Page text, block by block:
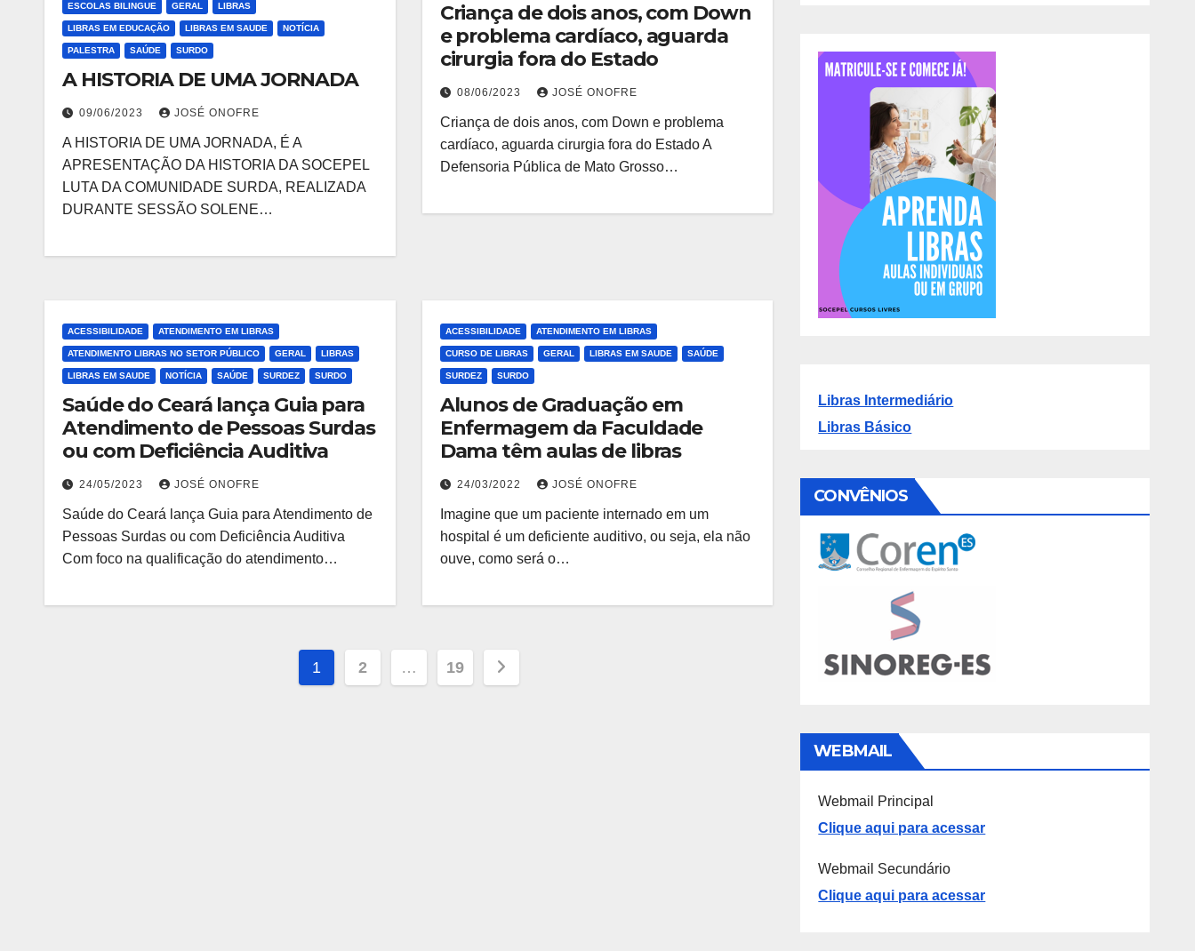
ESCOLAS BILINGUE GERAL LIBRAS
LIBRAS EM EDUCAÇÃO LIBRAS EM SAUDE NOTÍCIA
PALESTRA SAÚDE SURDO
A HISTORIA DE UMA JORNADA
09/06/2023 JOSÉ ONOFRE
A HISTORIA DE UMA JORNADA, É A
APRESENTAÇÃO DA HISTORIA DA SOCEPEL
LUTA DA COMUNIDADE SURDA, REALIZADA
DURANTE SESSÃO SOLENE…
Criança de dois anos, com Down
e problema cardíaco, aguarda
cirurgia fora do Estado
08/06/2023 JOSÉ ONOFRE
Criança de dois anos, com Down e problema
cardíaco, aguarda cirurgia fora do Estado A
Defensoria Pública de Mato Grosso…
ACESSIBILIDADE ATENDIMENTO EM LIBRAS
ATENDIMENTO LIBRAS NO SETOR PÚBLICO GERAL LIBRAS
LIBRAS EM SAUDE NOTÍCIA SAÚDE SURDEZ SURDO
Saúde do Ceará lança Guia para
Atendimento de Pessoas Surdas
ou com Deficiência Auditiva
24/05/2023 JOSÉ ONOFRE
Saúde do Ceará lança Guia para Atendimento de
Pessoas Surdas ou com Deficiência Auditiva
Com foco na qualificação do atendimento…
ACESSIBILIDADE ATENDIMENTO EM LIBRAS
CURSO DE LIBRAS GERAL LIBRAS EM SAUDE SAÚDE
SURDEZ SURDO
Alunos de Graduação em
Enfermagem da Faculdade
Dama têm aulas de libras
24/03/2022 JOSÉ ONOFRE
Imagine que um paciente internado em um
hospital é um deficiente auditivo, ou seja, ela não
ouve, como será o…
Paginação
1 2 … 19
Libras Intermediário
Libras Básico
CONVÊNIOS
WEBMAIL
Webmail Principal
Clique aqui para acessar
Webmail Secundário
Clique aqui para acessar